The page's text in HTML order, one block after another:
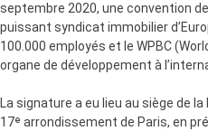
septembre 2020, une convention
puissant syndicat immobilier
100.000 employés et le WPBC
organe de développement à
La signature a eu lieu au siège de la
17ᵉ arrondissement de Paris, en